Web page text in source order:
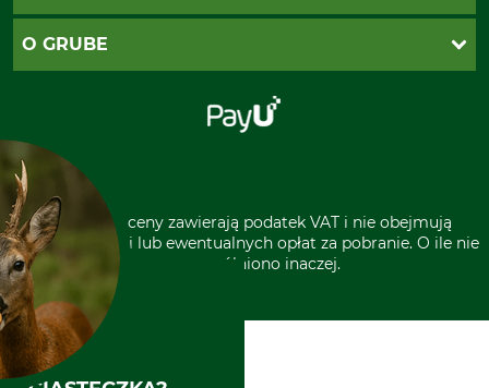
Odstąpienie od zamówienia
PayU
O GRUBE
Grube w Europie
* Wszystkie ceny zawierają podatek VAT i nie obejmują
kosztów wysyłki lub ewentualnych opłat za pobranie. O ile nie
wyszczególniono inaczej.